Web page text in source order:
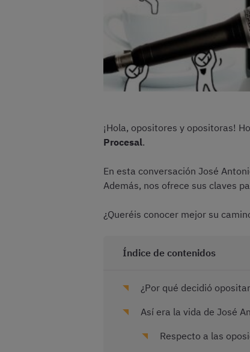
¡Hola, opositores y opositoras!
Procesal.
En esta conversación José
Además, nos ofrece sus claves
¿Queréis conocer mejor su
Índice de contenidos
¿Por qué decidió
Así era la vida de José
Respecto a las